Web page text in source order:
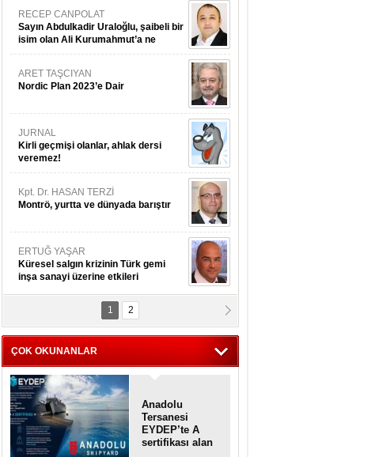
RECEP CANPOLAT
Sayın Abdulkadir Uraloğlu, şaibeli bir
isim olan Ali Kurumahmut’a ne
danışıyorsunuz?
ARET TAŞCIYAN
Nordic Plan 2023’e Dair
JURNAL
Kirli geçmişi olanlar, ahlak dersi
veremez!
Kpt. Dr. HASAN TERZİ
Montrö, yurtta ve dünyada barıştır
ERTUĞ YAŞAR
Küresel salgın krizinin Türk gemi
inşa sanayi üzerine etkileri
Kpt. MESUT AZMİ GÖKSOY
ithafen...
1 2
ÇOK OKUNANLAR
Anadolu
Tersanesi
EYDEP’te A
sertifikası alan